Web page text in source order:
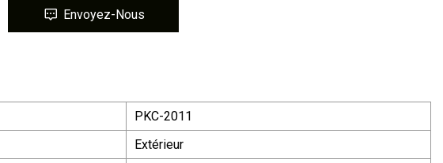
Envoyez-Nous
PKC-2011
Extérieur